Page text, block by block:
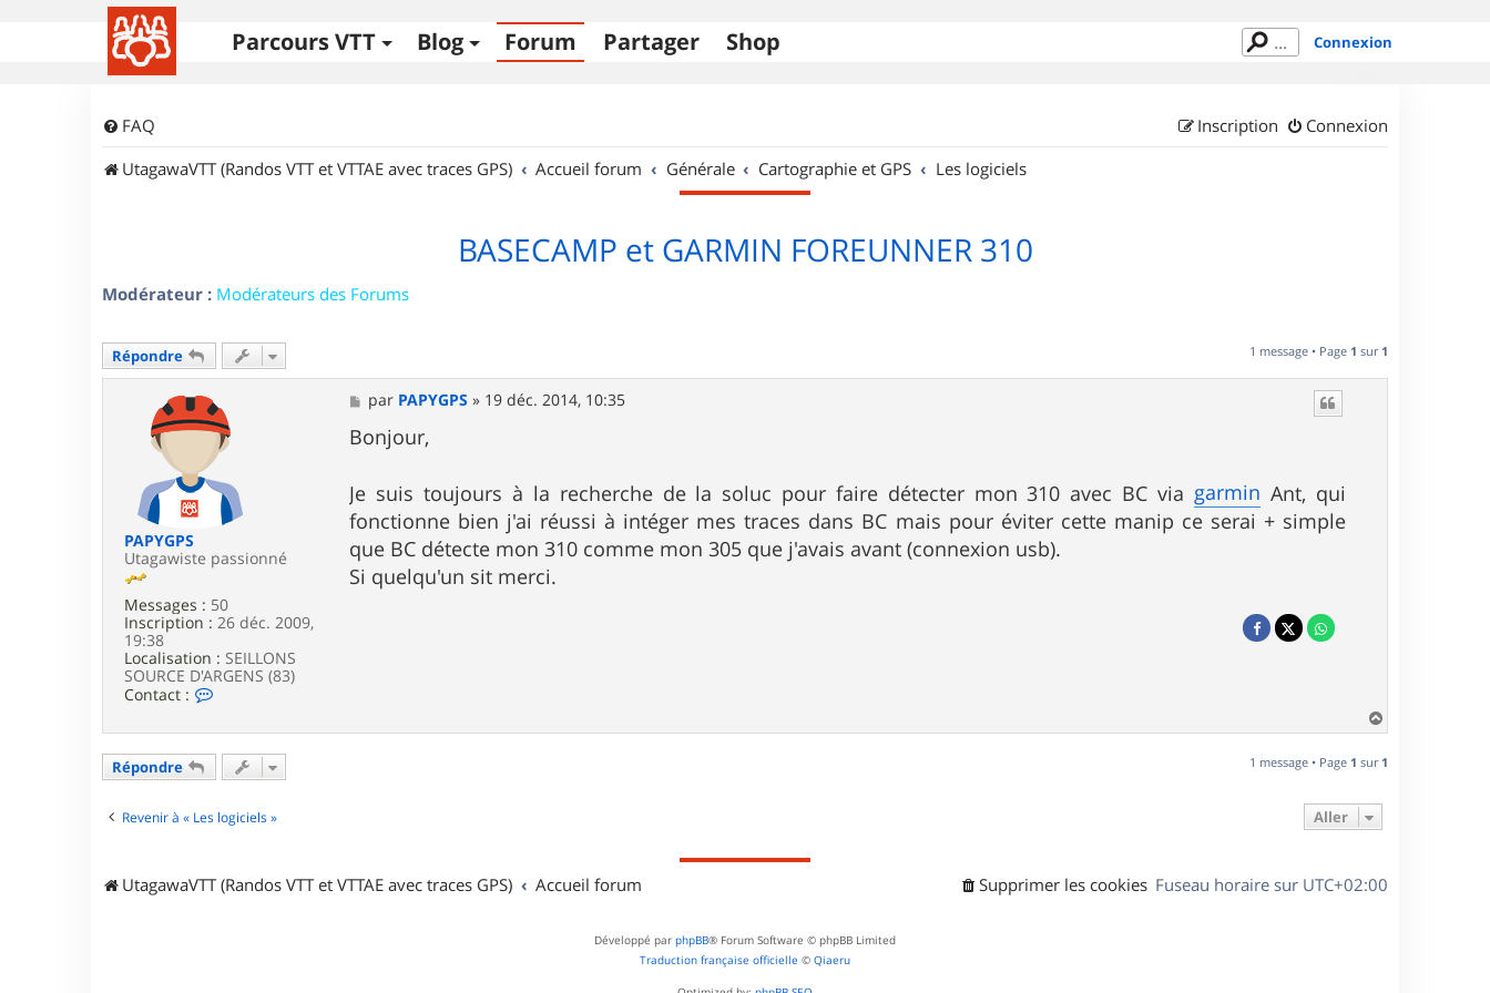
Parcours VTT Blog Forum Partager Shop Connexion
FAQ Connexion
Inscription
UtagawaVTT (Randos VTT et VTTAE avec traces GPS)
Accueil forum Générale Cartographie et GPS Les logiciels
BASECAMP et GARMIN FOREUNNER 310
Modérateur : Modérateurs des Forums
Répondre 1 message • Page 1 sur 1
PAPYGPS
Utagawiste passionné
Messages : 50
Inscription : 26 déc. 2009,
19:38
Localisation : SEILLONS
SOURCE D'ARGENS (83)
Contact :
c
e
P
M
e
s
s
g
e
par PAPYGPS » 19 déc. 2014, 10:35
Bonjour,
Je suis toujours à la recherche de la soluc pour faire détecter mon 310 avec BC via garmin Ant, qui
fonctionne bien j'ai réussi à intéger mes traces dans BC mais pour éviter cette manip ce serai + simple
que BC détecte mon 310 comme mon 305 que j'avais avant (connexion usb).
Si quelqu'un sit merci.
a
t
Répondre 1 message • Page 1 sur 1
Revenir à « Les logiciels » Aller
UtagawaVTT (Randos VTT et VTTAE avec traces GPS) Accueil forum Fuseau horaire sur UTC+02:00
Supprimer les cookies
Développé par phpBB® Forum Software © phpBB Limited
Traduction française officielle © Qiaeru